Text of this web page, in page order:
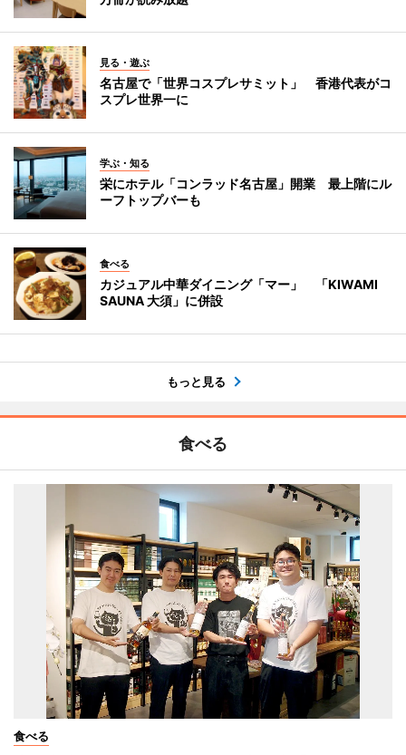
見る・遊ぶ
名古屋で「世界コスプレサミット」 香港代表がコ
スプレ世界一に
学ぶ・知る
栄にホテル「コンラッド名古屋」開業 最上階にル
ーフトップバーも
食べる
カジュアル中華ダイニング「マー」 「KIWAMI
SAUNA 大須」に併設
もっと見る
食べる
食べる